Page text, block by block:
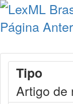
Página
Tipo
Artigo de